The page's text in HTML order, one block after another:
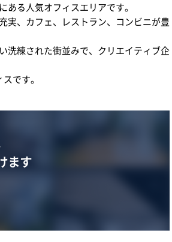
る人気オフィスエリアです。
実、カフェ、レストラン、コンビニが豊
洗練された街並みで、クリエイティブ企
です。
ます